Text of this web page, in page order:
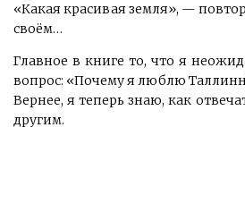
«Какая красивая земля», —
своём…
Главное в книге то, что я
вопрос: «Почему я люблю
Вернее, я теперь знаю, как
другим.